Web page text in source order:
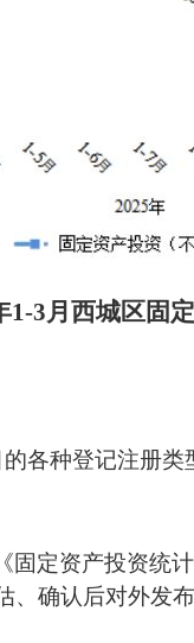
1-3月西城区固
各种登记注册
定资产投资统
、确认后对外发布